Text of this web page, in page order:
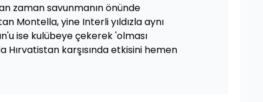
zaman savunmanın önünde
Montella, yine Interli yıldızla aynı
ise kulübeye çekerek 'olması
Hırvatistan karşısında etkisini hemen